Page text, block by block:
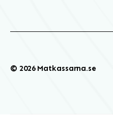
© 2026 Matkassarna.se